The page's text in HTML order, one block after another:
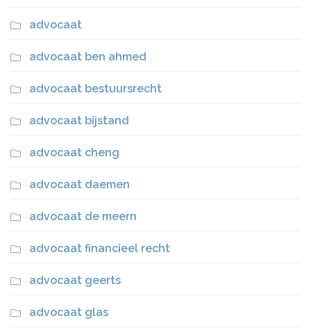
advocaat
advocaat ben ahmed
advocaat bestuursrecht
advocaat bijstand
advocaat cheng
advocaat daemen
advocaat de meern
advocaat financieel recht
advocaat geerts
advocaat glas